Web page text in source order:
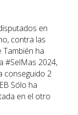
en
contra las
También ha
#SelMas 2024,
conseguido 2
Sólo ha
en el otro